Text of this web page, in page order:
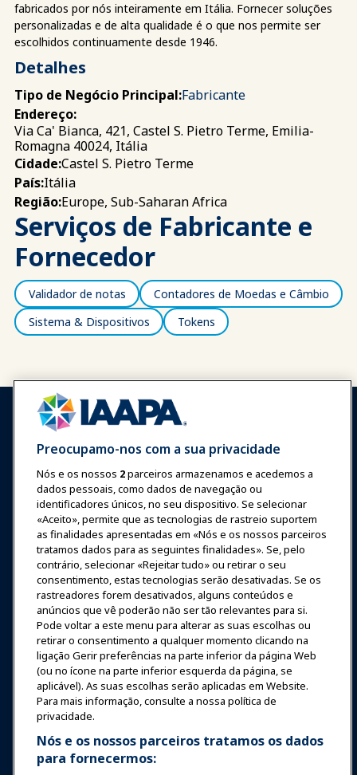
fabricados por nós inteiramente em Itália. Fornecer soluções
personalizadas e de alta qualidade é o que nos permite ser
escolhidos continuamente desde 1946.
Detalhes
Tipo de Negócio Principal:Fabricante
Endereço:
Via Ca' Bianca, 421, Castel S. Pietro Terme, Emilia-
Romagna 40024, Itália
Cidade:Castel S. Pietro Terme
País:Itália
Região:Europe, Sub-Saharan Africa
Serviços de Fabricante e
Fornecedor
Validador de notas
Contadores de Moedas e Câmbio
Sistema & Dispositivos
Tokens
Entrar Junte-se Agora
Prêmios Carreiras
Contato
Expos e Eventos
Notícias & Diversão
Educação
Segurança & Proteção
Advocacia
Pesquisa e Relatórios
Preocupamo-nos com a sua privacidade
Nós e os nossos 2parceiros armazenamos e acedemos a
dados pessoais, como dados de navegação ou
identificadores únicos, no seu dispositivo. Se selecionar
«Aceito», permite que as tecnologias de rastreio suportem
as finalidades apresentadas em «Nós e os nossos parceiros
tratamos dados para as seguintes finalidades». Se, pelo
contrário, selecionar «Rejeitar tudo» ou retirar o seu
consentimento, estas tecnologias serão desativadas. Se os
rastreadores forem desativados, alguns conteúdos e
anúncios que vê poderão não ser tão relevantes para si.
Pode voltar a este menu para alterar as suas escolhas ou
retirar o consentimento a qualquer momento clicando na
ligação Gerir preferências na parte inferior da página Web
(ou no ícone na parte inferior esquerda da página, se
aplicável). As suas escolhas serão aplicadas em Website.
Para mais informação, consulte a nossa política de
privacidade.
Nós e os nossos parceiros tratamos os dados
para fornecermos: